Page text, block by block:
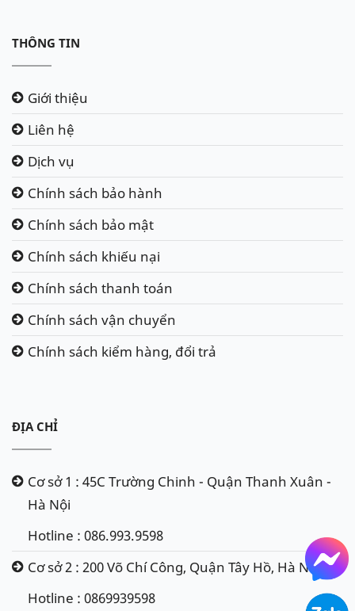
THÔNG TIN
Giới thiệu
Liên hệ
Dịch vụ
Chính sách bảo hành
Chính sách bảo mật
Chính sách khiếu nại
Chính sách thanh toán
Chính sách vận chuyển
Chính sách kiểm hàng, đổi trả
ĐỊA CHỈ
Cơ sở 1 : 45C Trường Chinh - Quận Thanh Xuân -
Hà Nội
Hotline : 086.993.9598
Cơ sở 2 : 200 Võ Chí Công, Quận Tây Hồ, Hà Nội
Hotline : 0869939598